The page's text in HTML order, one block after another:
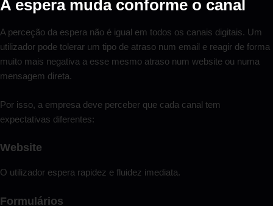
A espera muda conforme o canal
A perceção da espera não é igual em todos os canais digitais. Um
utilizador pode tolerar um tipo de atraso num email e reagir de forma
muito mais negativa a esse mesmo atraso num website ou numa
mensagem direta.
Por isso, a empresa deve perceber que cada canal tem
expectativas diferentes:
Website
O utilizador espera rapidez e fluidez imediata.
Formulários